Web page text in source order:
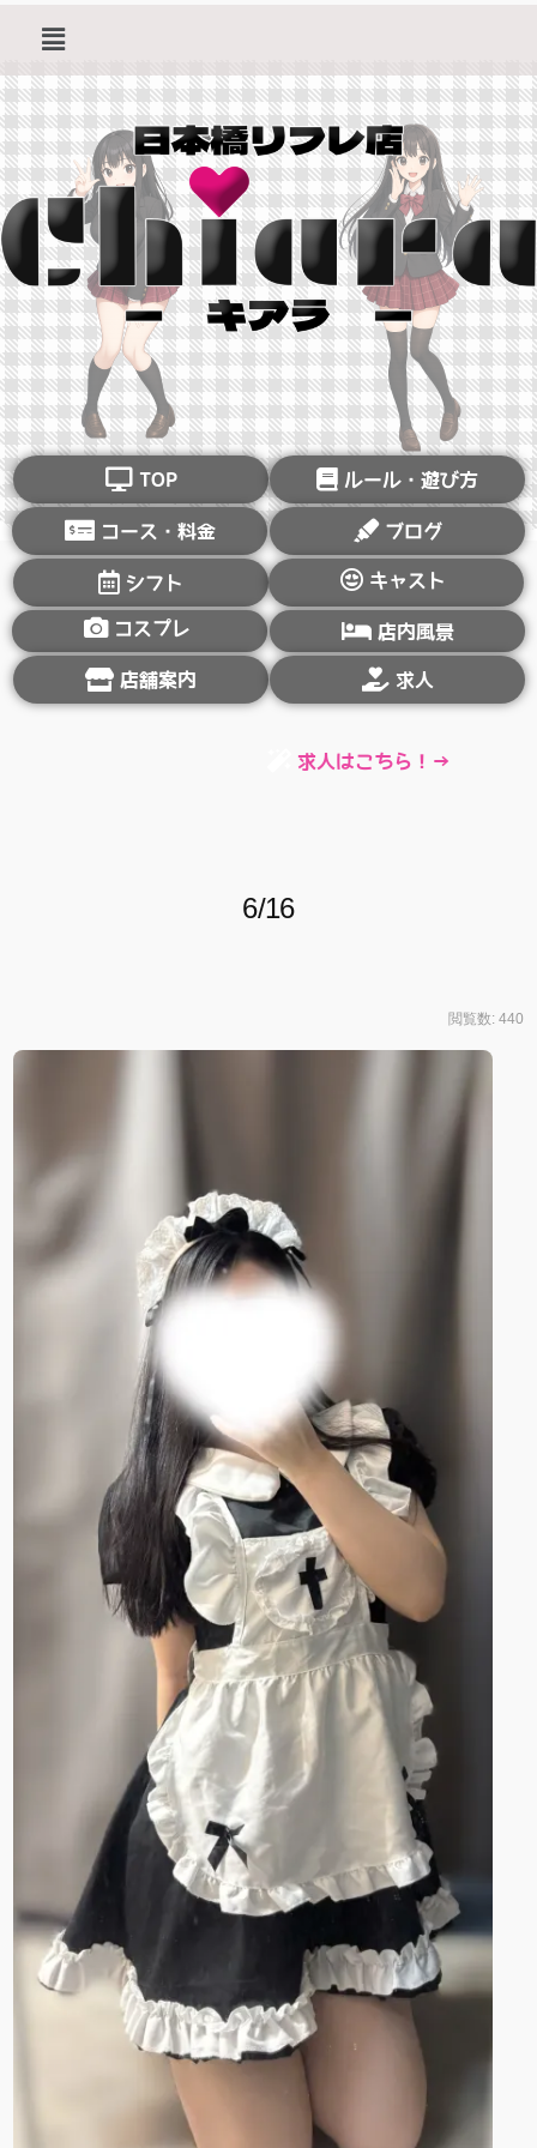
TOP ルール・遊び方
コース・料金 ブログ
シフト キャスト
コスプレ 店内風景
店舗案内 求人
求人はこちら！→
6/16
閲覧数: 440